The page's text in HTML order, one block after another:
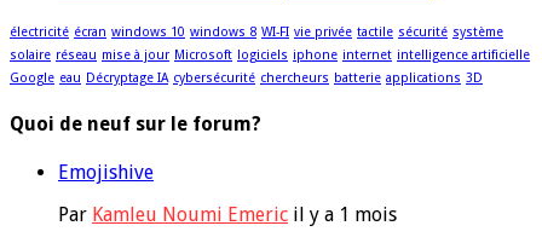
électricité écran windows 10 windows 8 WI-FI vie privée tactile sécurité système
solaire réseau mise à jour Microsoft logiciels iphone internet intelligence artificielle
Google eau Décryptage IA cybersécurité chercheurs batterie applications 3D
Quoi de neuf sur le forum?
Emojishive
Par Kamleu Noumi Emeric il y a 1 mois